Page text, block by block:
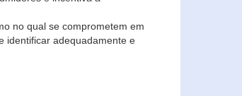
no qual se comprometem em
identificar adequadamente e